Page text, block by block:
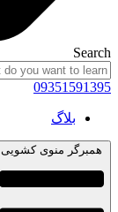
Search
09351591395
بلاگ
همبرگر منوی کشویی